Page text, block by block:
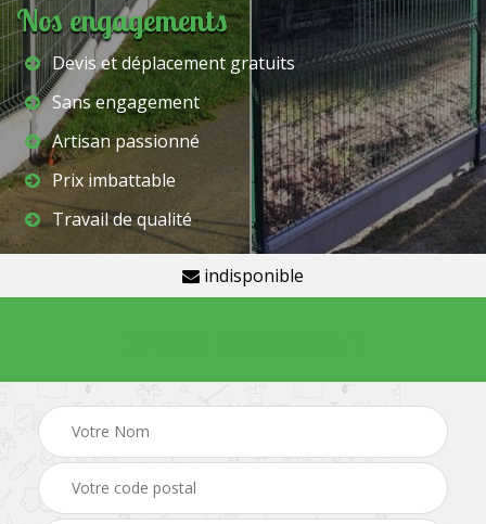
Nos engagements
Devis et déplacement gratuits
Sans engagement
Artisan passionné
Prix imbattable
Travail de qualité
indisponible